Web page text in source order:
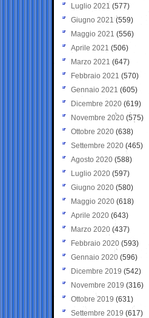
Luglio 2021 (577)
Giugno 2021(559)
Maggio 2021 (556)
Aprile 2021 (506)
Marzo 2021 (647)
Febbraio 2021 (570)
Gennaio 2021 (605)
Dicembre 2020 (619)
Novembre 2020 (575)
Ottobre 2020 (638)
Settembre 2020(465)
Agosto 2020 (588)
Luglio 2020 (597)
Giugno 2020 (580)
Maggio 2020 (618)
Aprile 2020 (643)
Marzo 2020 (437)
Febbraio 2020 (593)
Gennaio 2020 (596)
Dicembre 2019 (542)
Novembre 2019 (316)
Ottobre 2019 (631)
Settembre 2019 (617)